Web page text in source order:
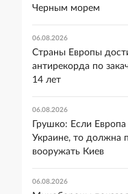
Черным морем
06.08.2026
Страны Европы
антирекорда по
14 лет
06.08.2026
Грушко: Если
Украине, то должна
вооружать Киев
06.08.2026